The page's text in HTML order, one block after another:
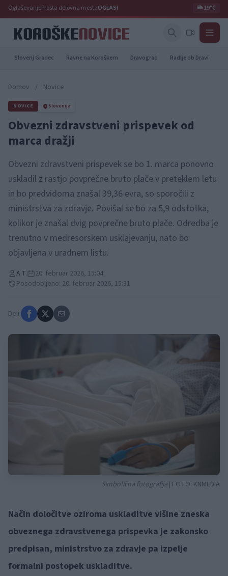
OglaševanjeProsta delovna mestaOGLASI 🌥️19°C
Slovenj Gradec Ravne na Koroškem Dravograd Radlje ob Dravi
Domov / Novice
NOVICE Slovenija
Obvezni zdravstveni prispevek od
marca dražji
Obvezni zdravstveni prispevek se bo 1. marca ponovno
uskladil z rastjo povprečne bruto plače v preteklem letu
in bo predvidoma znašal 39,36 evra, so sporočili z
ministrstva za zdravje. Povišal se bo za 5,9 odstotka,
kolikor je znašal dvig povprečne bruto plače. Odredba je
trenutno v medresorskem usklajevanju, nato bo
objavljena v uradnem listu.
A.T.
20. februar 2026, 15:04
Posodobljeno: 20. februar 2026, 15:31
Deli:
Simbolična fotografija | FOTO: KNMEDIA
Način določitve oziroma uskladitve višine zneska
obveznega zdravstvenega prispevka je zakonsko
predpisan, ministrstvo za zdravje pa izpelje
formalni postopek uskladitve.